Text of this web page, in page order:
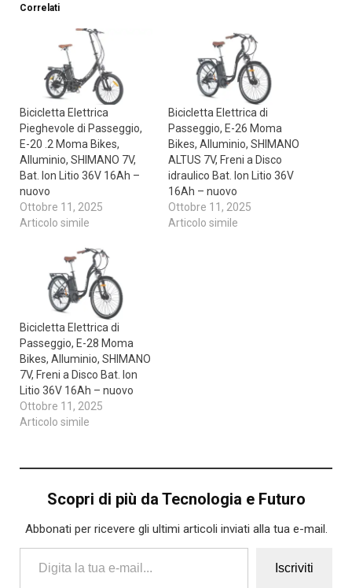
Correlati
Bicicletta Elettrica
Pieghevole di Passeggio,
E-20 .2 Moma Bikes,
Alluminio, SHIMANO 7V,
Bat. Ion Litio 36V 16Ah –
nuovo
Ottobre 11, 2025
Articolo simile
Bicicletta Elettrica di
Passeggio, E-26 Moma
Bikes, Alluminio, SHIMANO
ALTUS 7V, Freni a Disco
idraulico Bat. Ion Litio 36V
16Ah – nuovo
Ottobre 11, 2025
Articolo simile
Bicicletta Elettrica di
Passeggio, E-28 Moma
Bikes, Alluminio, SHIMANO
7V, Freni a Disco Bat. Ion
Litio 36V 16Ah – nuovo
Ottobre 11, 2025
Articolo simile
Scopri di più da Tecnologia e Futuro
Abbonati per ricevere gli ultimi articoli inviati alla tua e-mail.
Digita la tua e-mail...
Iscriviti